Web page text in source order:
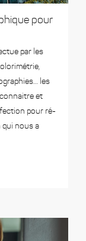
pour
par les
les
et
pour ré-
nous a